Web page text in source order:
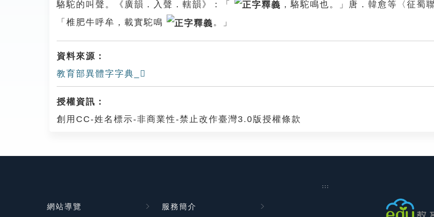
駱駝的叫聲。《廣韻．入聲．轄韻》：「
，駱駝鳴也。」唐．韓愈等〈征蜀
「椎肥牛呼牟，載實駝鳴
。」
資料來源：
教育部異體字字典_𡇼
授權資訊：
創用CC-姓名標示-非商業性-禁止改作臺灣3.0版授權條款
:::
網站導覽 服務簡介